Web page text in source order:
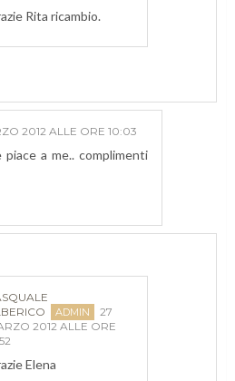
Rita ricambio.
2012 ALLE ORE 10:03
piace a me.. complimenti
27
2012 ALLE ORE
Elena